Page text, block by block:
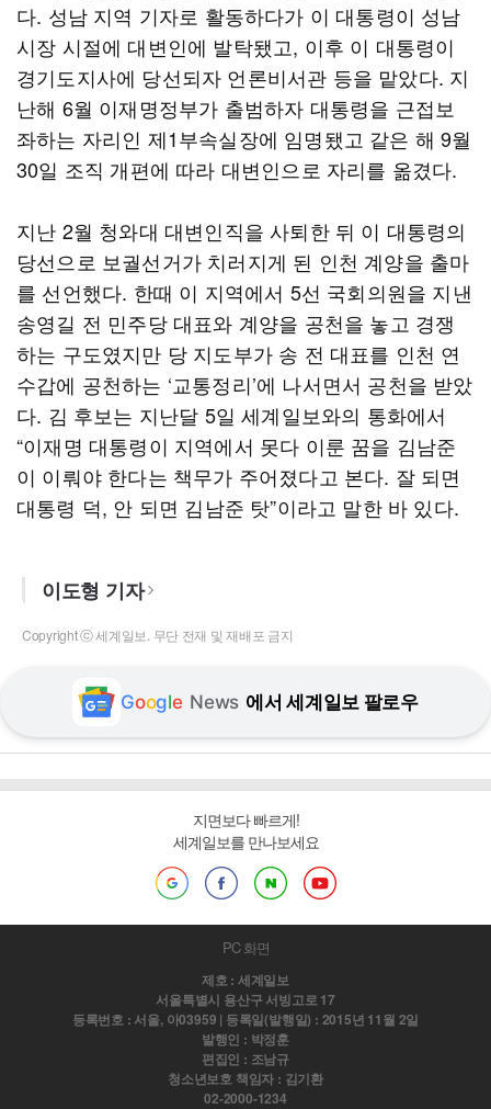
다. 성남 지역 기자로 활동하다가 이 대통령이 성남
시장 시절에 대변인에 발탁됐고, 이후 이 대통령이
경기도지사에 당선되자 언론비서관 등을 맡았다. 지
난해 6월 이재명정부가 출범하자 대통령을 근접보
좌하는 자리인 제1부속실장에 임명됐고 같은 해 9월
30일 조직 개편에 따라 대변인으로 자리를 옮겼다.
지난 2월 청와대 대변인직을 사퇴한 뒤 이 대통령의
당선으로 보궐선거가 치러지게 된 인천 계양을 출마
를 선언했다. 한때 이 지역에서 5선 국회의원을 지낸
송영길 전 민주당 대표와 계양을 공천을 놓고 경쟁
하는 구도였지만 당 지도부가 송 전 대표를 인천 연
수갑에 공천하는 ‘교통정리’에 나서면서 공천을 받았
다. 김 후보는 지난달 5일 세계일보와의 통화에서
“이재명 대통령이 지역에서 못다 이룬 꿈을 김남준
이 이뤄야 한다는 책무가 주어졌다고 본다. 잘 되면
대통령 덕, 안 되면 김남준 탓”이라고 말한 바 있다.
이도형 기자
Copyright ⓒ 세계일보. 무단 전재 및 재배포 금지
Google News 에서 세계일보 팔로우
지면보다 빠르게!
세계일보를 만나보세요
PC 화면
제호 : 세계일보
서울특별시 용산구 서빙고로 17
등록번호 : 서울, 아03959 | 등록일(발행일) : 2015년 11월 2일
발행인 : 박정훈
편집인 : 조남규
청소년보호 책임자 : 김기환
02-2000-1234